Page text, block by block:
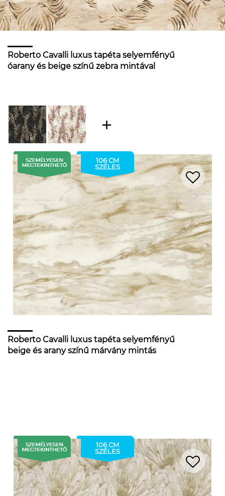
Roberto Cavalli luxus tapéta selyemfényű
óarany és beige színű zebra mintával
106 CM
SZÉLES
Roberto Cavalli luxus tapéta selyemfényű
beige és arany színű márvány mintás
106 CM
SZÉLES